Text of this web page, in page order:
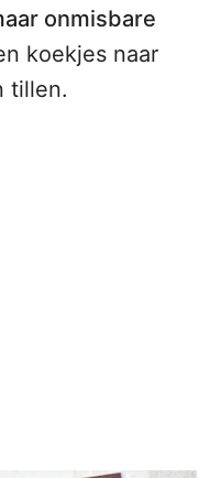
onmisbare
koekjes naar
tillen.